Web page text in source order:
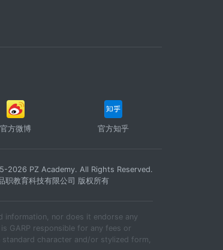
官方微博 官方知乎
2026 PZ Academy. All Rights Reserved.
职教育科技有限公司 版权所有
information, nor does it endorse any
GARP responsible for any fees or
character and/or stylized form,